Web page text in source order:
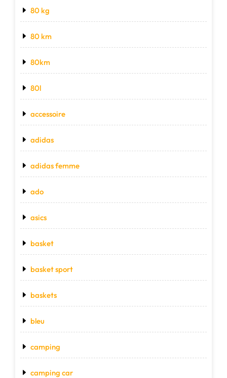
80 kg
80 km
80km
80l
accessoire
adidas
adidas femme
ado
asics
basket
basket sport
baskets
bleu
camping
camping car